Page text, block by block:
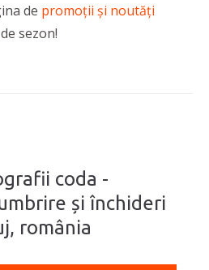
de promoții și noutăți
sezon!
coda -
și închideri
românia